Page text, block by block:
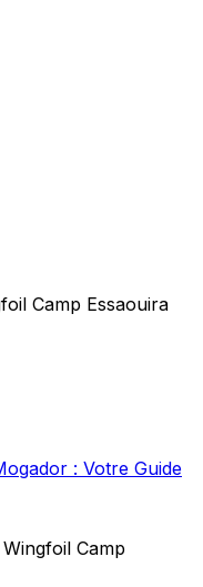
Camp Essaouira
: Votre Guide
Camp